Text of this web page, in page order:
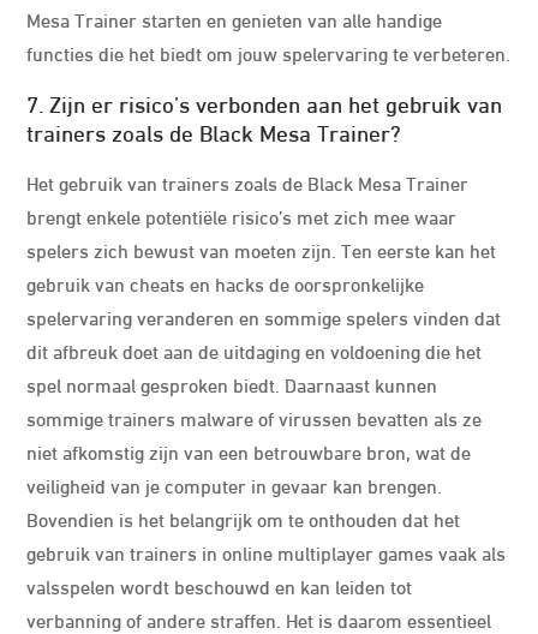
Mesa Trainer starten en genieten van alle handige
functies die het biedt om jouw spelervaring te verbeteren.
7. Zijn er risico’s verbonden aan het gebruik van
trainers zoals de Black Mesa Trainer?
Het gebruik van trainers zoals de Black Mesa Trainer
brengt enkele potentiële risico’s met zich mee waar
spelers zich bewust van moeten zijn. Ten eerste kan het
gebruik van cheats en hacks de oorspronkelijke
spelervaring veranderen en sommige spelers vinden dat
dit afbreuk doet aan de uitdaging en voldoening die het
spel normaal gesproken biedt. Daarnaast kunnen
sommige trainers malware of virussen bevatten als ze
niet afkomstig zijn van een betrouwbare bron, wat de
veiligheid van je computer in gevaar kan brengen.
Bovendien is het belangrijk om te onthouden dat het
gebruik van trainers in online multiplayer games vaak als
valsspelen wordt beschouwd en kan leiden tot
verbanning of andere straffen. Het is daarom essentieel